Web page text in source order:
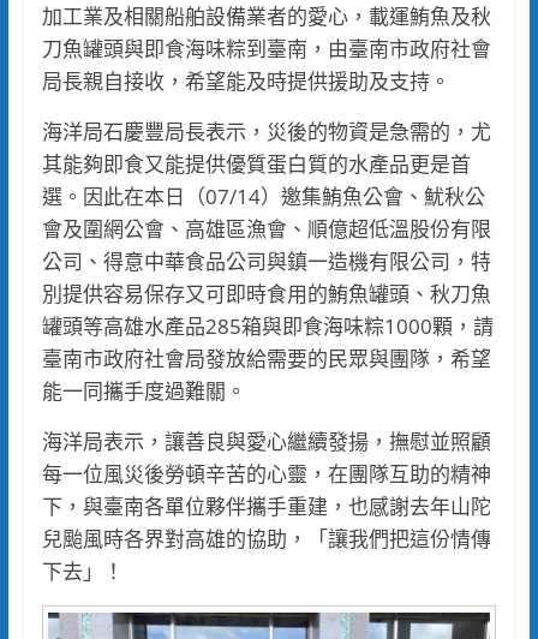
加工業及相關船舶設備業者的愛心，載運鮪魚及秋
刀魚罐頭與即食海味粽到臺南，由臺南市政府社會
局長親自接收，希望能及時提供援助及支持。
海洋局石慶豐局長表示，災後的物資是急需的，尤
其能夠即食又能提供優質蛋白質的水產品更是首
選。因此在本日（07/14）邀集鮪魚公會、魷秋公
會及圍網公會、高雄區漁會、順億超低溫股份有限
公司、得意中華食品公司與鎮一造機有限公司，特
別提供容易保存又可即時食用的鮪魚罐頭、秋刀魚
罐頭等高雄水產品285箱與即食海味粽1000顆，請
臺南市政府社會局發放給需要的民眾與團隊，希望
能一同攜手度過難關。
海洋局表示，讓善良與愛心繼續發揚，撫慰並照顧
每一位風災後勞頓辛苦的心靈，在團隊互助的精神
下，與臺南各單位夥伴攜手重建，也感謝去年山陀
兒颱風時各界對高雄的協助，「讓我們把這份情傳
下去」！